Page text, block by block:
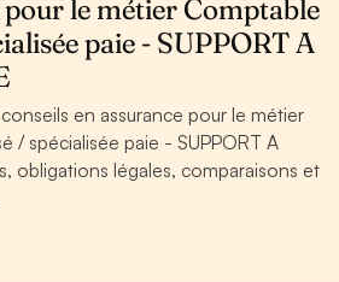
pour le métier Comptable
paie - SUPPORT A
en assurance pour le métier
/ spécialisée paie - SUPPORT A
obligations légales, comparaisons et